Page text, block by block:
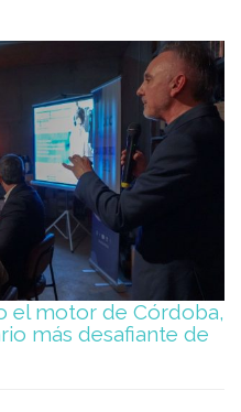
el motor de Córdoba,
más desafiante de